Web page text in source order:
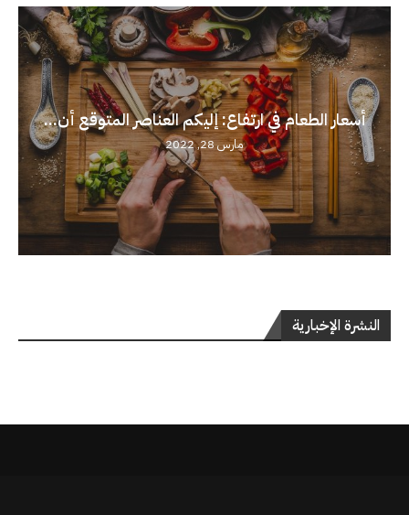
أسعار الطعام في ارتفاع: إليكم العناصر المتوقع أن...
مارس 28, 2022
النشرة الإخبارية